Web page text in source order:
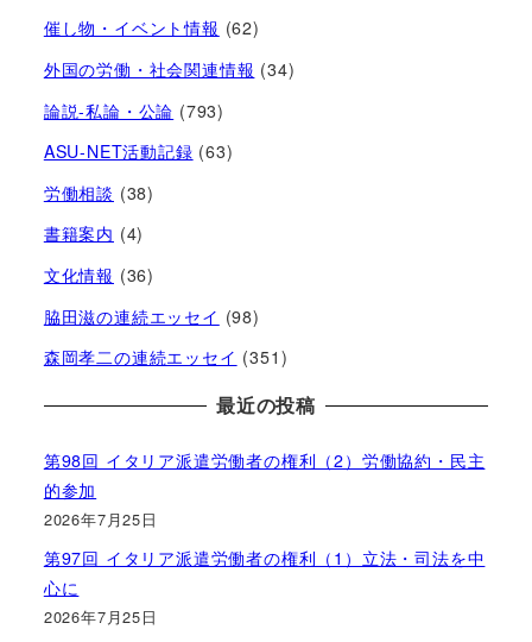
催し物・イベント情報 (62)
外国の労働・社会関連情報 (34)
論説-私論・公論 (793)
ASU-NET活動記録 (63)
労働相談 (38)
書籍案内 (4)
文化情報 (36)
脇田滋の連続エッセイ (98)
森岡孝二の連続エッセイ (351)
最近の投稿
第98回 イタリア派遣労働者の権利（2）労働協約・民主
的参加
2026年7月25日
第97回 イタリア派遣労働者の権利（1）立法・司法を中
心に
2026年7月25日